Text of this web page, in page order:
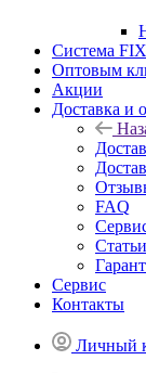
Система
Оптовым
Акции
Доставка и
FAQ
Статьи
Сервис
Контакты
Личный